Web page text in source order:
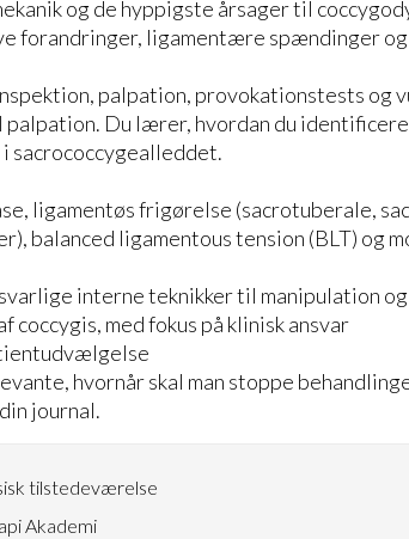
og de hyppigste årsager til
forandringer, ligamentære spændinger og
palpation, provokationstests og
palpation. Du lærer, hvordan du
sacrococcygealleddet.
ligamentøs frigørelse (sacrotuberale,
balanced ligamentous tension (BLT) og
interne teknikker til manipulation
med fokus på klinisk ansvar
hvornår skal man stoppe
journal.
tilstedeværelse
Akademi